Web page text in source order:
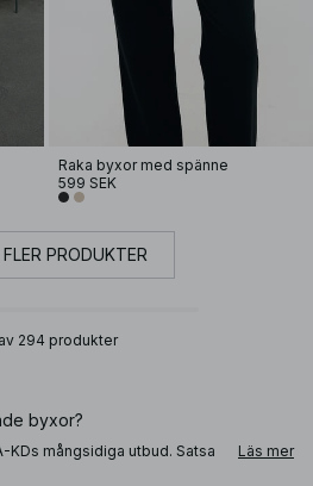
Raka byxor med spänne
599 SEK
PRODUKTER
294 produkter
byxor?
KDs mångsidiga utbud. Satsa
Läs mer